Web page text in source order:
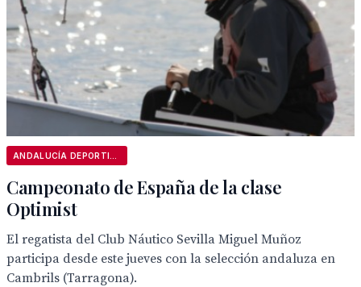
Campeonato de España de la clase
Optimist
El regatista del Club Náutico Sevilla Miguel Muñoz
participa desde este jueves con la selección andaluza en
Cambrils (Tarragona).